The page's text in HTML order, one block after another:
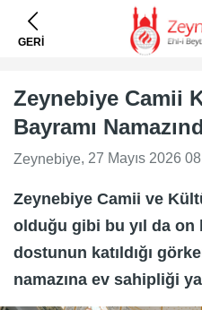
GERİ
Zeynebiye Camii
Bayramı
Zeynebiye, 27 Mayıs 2026
Zeynebiye Camii ve
olduğu gibi bu yıl da
dostunun katıldığı
namazına ev sahipliği